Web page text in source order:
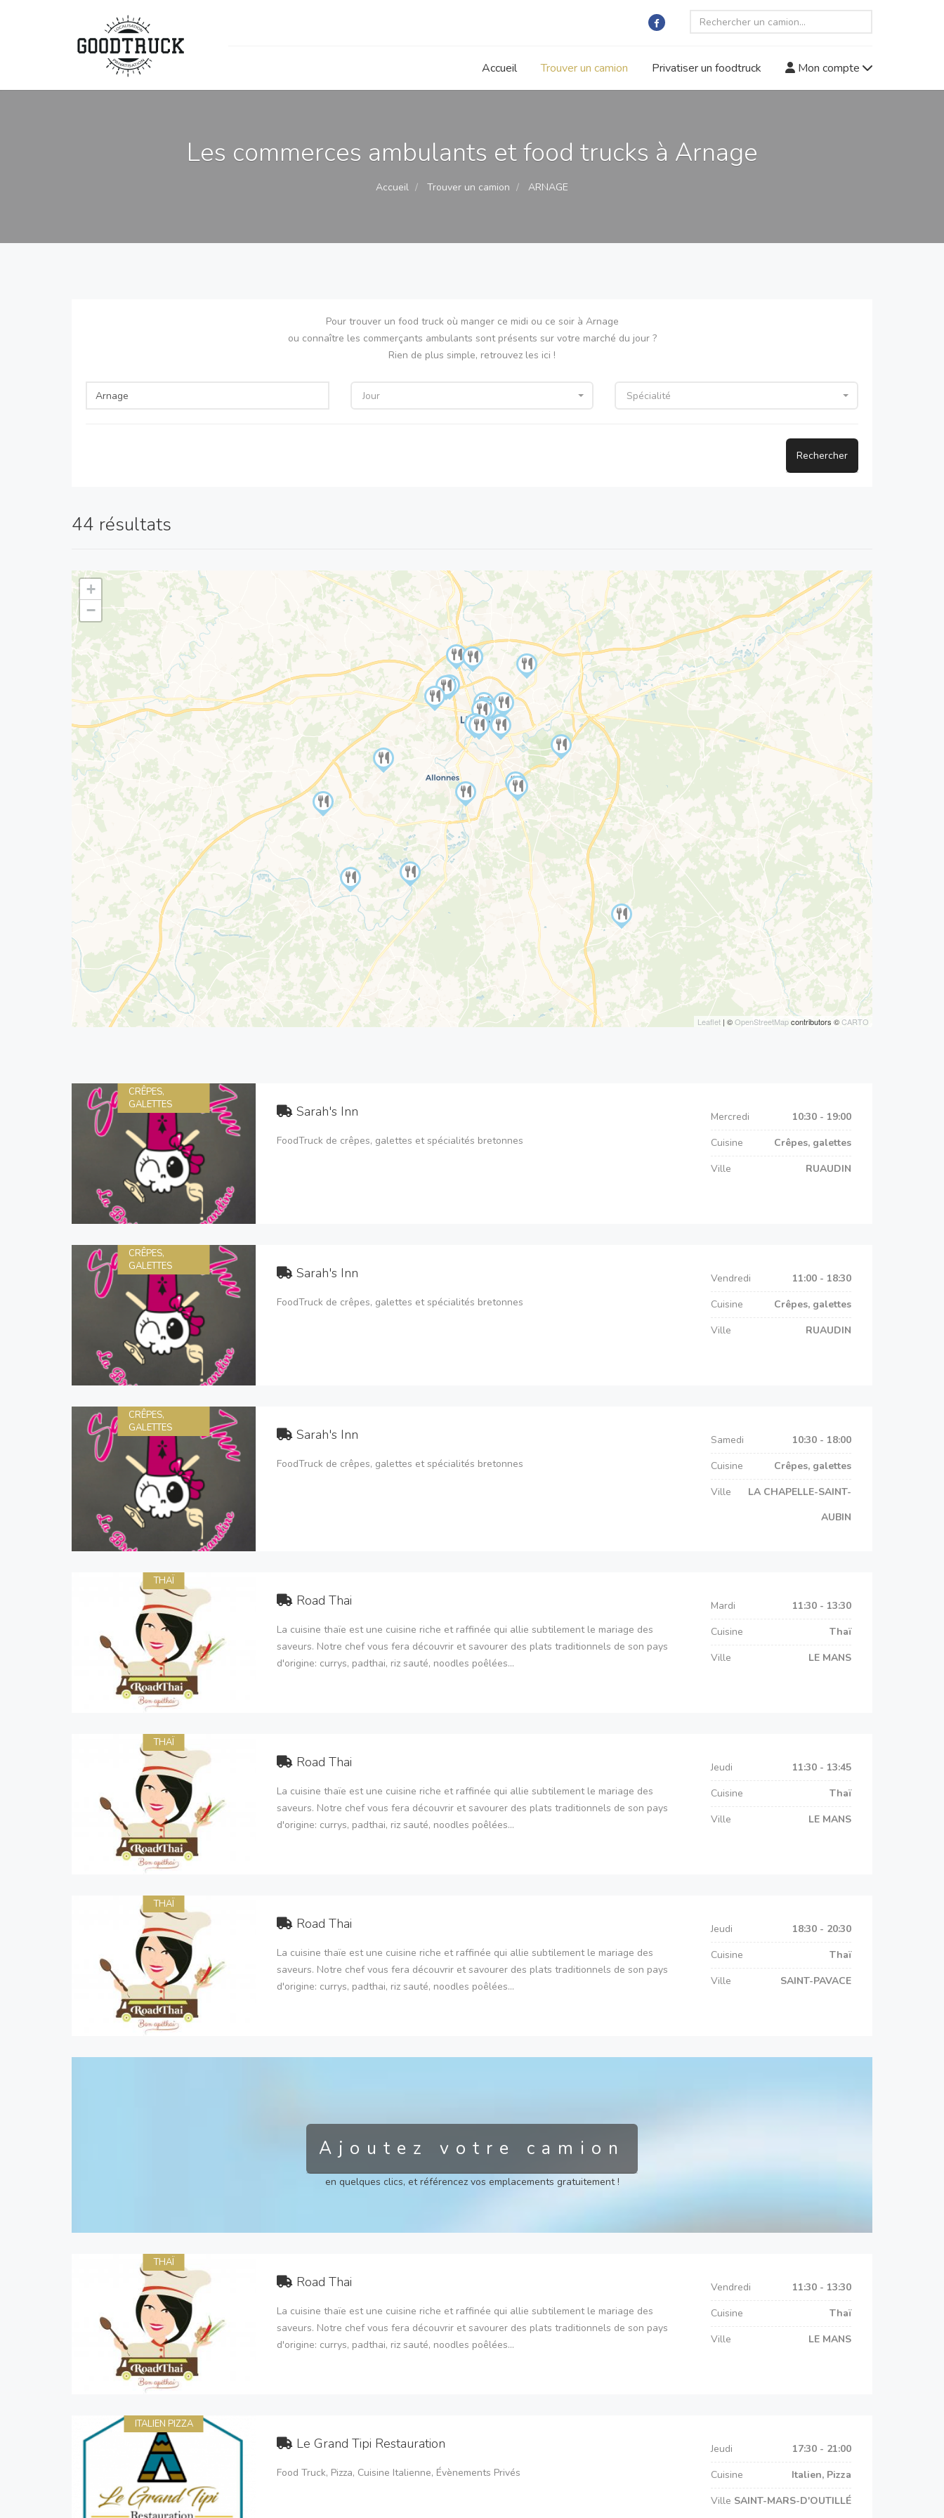
Accueil Trouver un camion Privatiser un foodtruck Mon compte
Les commerces ambulants et food trucks à Arnage
Accueil Trouver un camion ARNAGE
Pour trouver un food truck où manger ce midi ou ce soir à Arnage
ou connaître les commerçants ambulants sont présents sur votre marché du jour ?
Rien de plus simple, retrouvez les ici !
Jour Spécialité
Rechercher
44 résultats
+
−
Leaflet | ©OpenStreetMapcontributors ©CARTO
CRÊPES,
GALETTES
Sarah's Inn
FoodTruck de crêpes, galettes et spécialités bretonnes
Mercredi
10:30 - 19:00
Cuisine
Crêpes, galettes
Ville
RUAUDIN
CRÊPES,
GALETTES
Sarah's Inn
FoodTruck de crêpes, galettes et spécialités bretonnes
Vendredi
11:00 - 18:30
Cuisine
Crêpes, galettes
Ville
RUAUDIN
CRÊPES,
GALETTES
Sarah's Inn
FoodTruck de crêpes, galettes et spécialités bretonnes
Samedi
10:30 - 18:00
Cuisine
Crêpes, galettes
Ville
LA CHAPELLE-SAINT-
AUBIN
THAÏ
Road Thai
La cuisine thaïe est une cuisine riche et raffinée qui allie subtilement le mariage des
saveurs. Notre chef vous fera découvrir et savourer des plats traditionnels de son pays
d'origine: currys, padthai, riz sauté, noodles poêlées...
Mardi
11:30 - 13:30
Cuisine
Thaï
Ville
LE MANS
THAÏ
Road Thai
La cuisine thaïe est une cuisine riche et raffinée qui allie subtilement le mariage des
saveurs. Notre chef vous fera découvrir et savourer des plats traditionnels de son pays
d'origine: currys, padthai, riz sauté, noodles poêlées...
Jeudi
11:30 - 13:45
Cuisine
Thaï
Ville
LE MANS
THAÏ
Road Thai
La cuisine thaïe est une cuisine riche et raffinée qui allie subtilement le mariage des
saveurs. Notre chef vous fera découvrir et savourer des plats traditionnels de son pays
d'origine: currys, padthai, riz sauté, noodles poêlées...
Jeudi
18:30 - 20:30
Cuisine
Thaï
Ville
SAINT-PAVACE
Ajoutez votre camion
en quelques clics, et référencez vos emplacements gratuitement !
THAÏ
Road Thai
La cuisine thaïe est une cuisine riche et raffinée qui allie subtilement le mariage des
saveurs. Notre chef vous fera découvrir et savourer des plats traditionnels de son pays
d'origine: currys, padthai, riz sauté, noodles poêlées...
Vendredi
11:30 - 13:30
Cuisine
Thaï
Ville
LE MANS
ITALIEN PIZZA
Le Grand Tipi Restauration
Food Truck, Pizza, Cuisine Italienne, Évènements Privés
Jeudi
17:30 - 21:00
Cuisine
Italien, Pizza
Ville SAINT-MARS-D'OUTILLÉ